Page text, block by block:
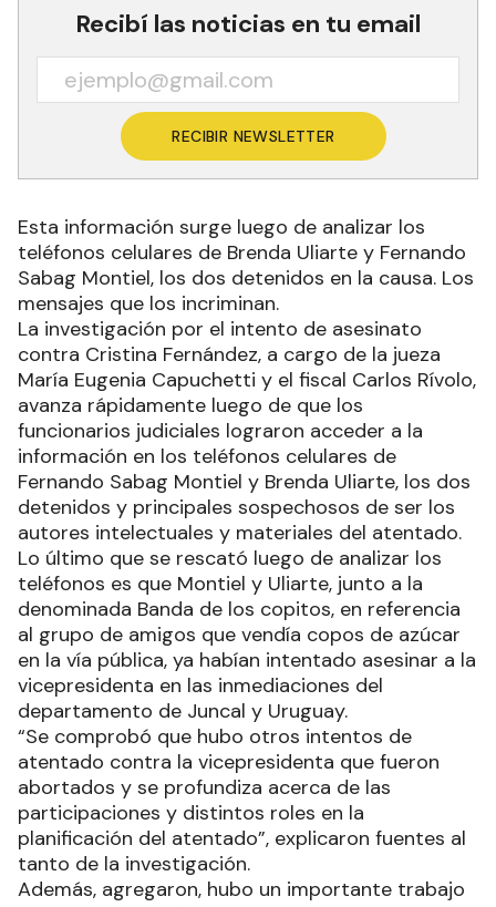
Recibí las noticias en tu email
RECIBIR NEWSLETTER
Esta información surge luego de analizar los
teléfonos celulares de Brenda Uliarte y Fernando
Sabag Montiel, los dos detenidos en la causa. Los
mensajes que los incriminan.
La investigación por el intento de asesinato
contra Cristina Fernández, a cargo de la jueza
María Eugenia Capuchetti y el fiscal Carlos Rívolo,
avanza rápidamente luego de que los
funcionarios judiciales lograron acceder a la
información en los teléfonos celulares de
Fernando Sabag Montiel y Brenda Uliarte, los dos
detenidos y principales sospechosos de ser los
autores intelectuales y materiales del atentado.
Lo último que se rescató luego de analizar los
teléfonos es que Montiel y Uliarte, junto a la
denominada Banda de los copitos, en referencia
al grupo de amigos que vendía copos de azúcar
en la vía pública, ya habían intentado asesinar a la
vicepresidenta en las inmediaciones del
departamento de Juncal y Uruguay.
“Se comprobó que hubo otros intentos de
atentado contra la vicepresidenta que fueron
abortados y se profundiza acerca de las
participaciones y distintos roles en la
planificación del atentado”, explicaron fuentes al
tanto de la investigación.
Además, agregaron, hubo un importante trabajo